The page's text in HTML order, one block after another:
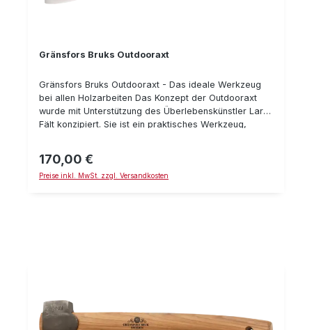
Gränsfors Bruks Outdooraxt
Gränsfors Bruks Outdooraxt - Das ideale Werkzeug
bei allen Holzarbeiten Das Konzept der Outdooraxt
wurde mit Unterstützung des Überlebenskünstler Lars
Fält konzipiert. Sie ist ein praktisches Werkzeug,
genügend Hebelwirkung um Bäume zu Fällen, sowie
sie zu entasten. Technische Daten: Länge mit Stiel: 37
Regulärer Preis:
170,00 €
Preise inkl. MwSt. zzgl. Versandkosten